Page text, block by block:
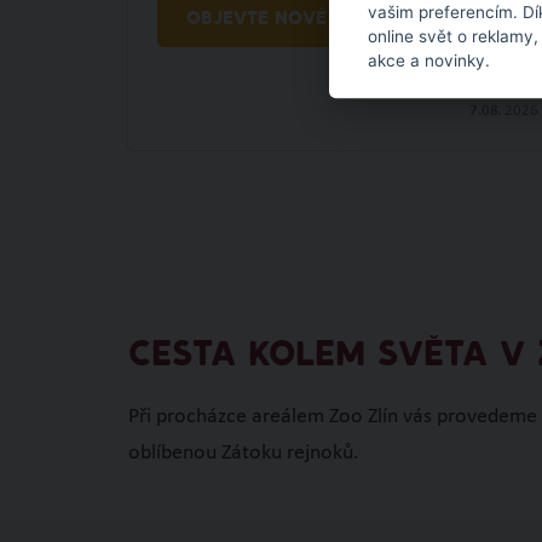
OBJEVTE NOVÉ VĚCI
CESTA KOLEM SVĚTA V
Při procházce areálem Zoo Zlín vás
oblíbenou Zátoku rejnoků.
vašim preferencím.
online svět o
akce a novinky.